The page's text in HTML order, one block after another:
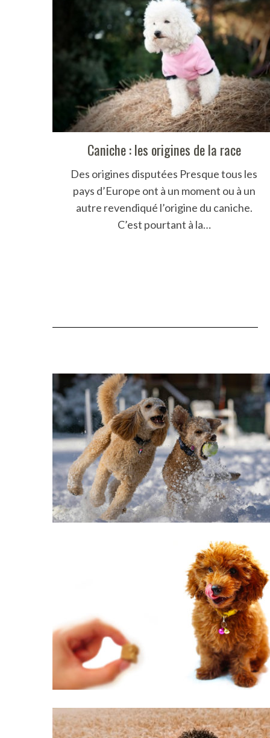
Caniche : les origines de la race
Des origines disputées Presque tous les
pays d’Europe ont à un moment ou à un
autre revendiqué l’origine du caniche.
C’est pourtant à la…
S
e
a
r
c
h
o
: